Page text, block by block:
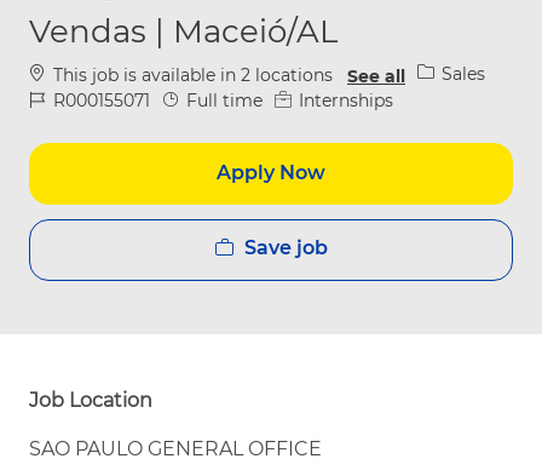
Vendas | Maceió/AL
This job is available in 2 locations See all Category
Sales
Job IdR000155071 Job Type
Full time Internships
Apply Now
Save job
Job Location
SAO PAULO GENERAL OFFICE